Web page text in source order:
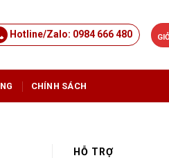
Hotline/Zalo: 0984 666 480
CHÍNH SÁCH
HỖ TRỢ